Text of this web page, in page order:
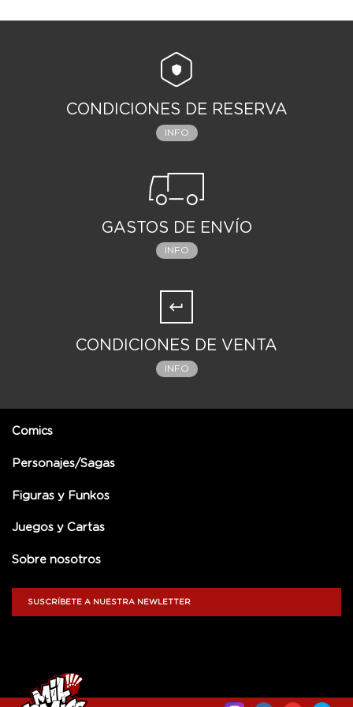
CONDICIONES DE RESERVA
INFO
GASTOS DE ENVÍO
INFO
CONDICIONES DE VENTA
INFO
Comics
Personajes/Sagas
Figuras y Funkos
Juegos y Cartas
Sobre nosotros
SUSCRÍBETE A NUESTRA NEWLETTER